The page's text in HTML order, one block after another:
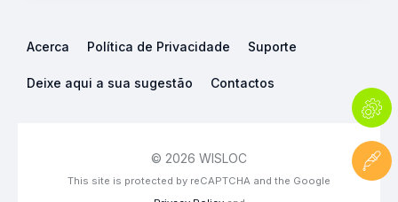
Acerca Política de Privacidade Suporte
Deixe aqui a sua sugestão Contactos
© 2026 WISLOC
This site is protected by reCAPTCHA and the Google